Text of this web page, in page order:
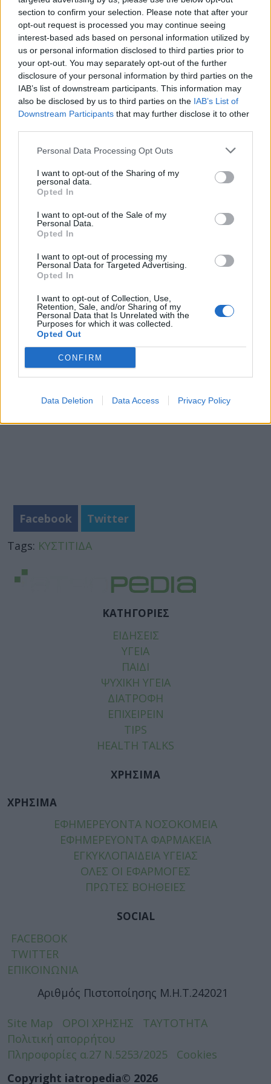
section to confirm your selection. Please note that after your
opt-out request is processed you may continue seeing
interest-based ads based on personal information utilized by
us or personal information disclosed to third parties prior to
your opt-out. You may separately opt-out of the further
disclosure of your personal information by third parties on the
IAB’s list of downstream participants. This information may
also be disclosed by us to third parties on the IAB’s List of
Downstream Participants that may further disclose it to other
Personal Data Processing Opt Outs
I want to opt-out of the Sharing of my
personal data.
Opted In
I want to opt-out of the Sale of my
Personal Data.
Opted In
I want to opt-out of processing my
Personal Data for Targeted Advertising.
Opted In
I want to opt-out of Collection, Use,
Retention, Sale, and/or Sharing of my
Personal Data that Is Unrelated with the
Purposes for which it was collected.
Opted Out
CONFIRM
Data Deletion Data Access Privacy Policy
ποικίλουν μεταξύ ενηλίκων και παιδιών.
Η κυστίτιδα σε ενήλικες μπορεί να προκαλέσει:
Πόνο, κάψιμο ή τσούξιμο κατά την ούρηση
Ανάγκη συχνής και αιφνίδιας ούρησης, με
μόνο μικρές ποσότητες ούρων να
παράγονται
Ούρα που είναι σκούρα, θολά ή δύσοσμα
Ίχνη αίματος στα ούρα σας (αιματουρία)
Πόνο χαμηλά στην κοιλιά σας (ακριβώς
της πλάτης ή της κοιλιάς
Αδιαθεσία, αδυναμία ή πυρετό
Τα συμπτώματα της κυστίτιδας σε παιδιά μπορεί να
περιλαμβάνουν:
Ευερεθιστότητα
Μειωμένη όρεξη
Έμετο
Πόνο κατά την ούρηση
Πηγή:https://www.nhs.uk
Facebook
Twitter
Tags: ΚΥΣΤΙΤΙΔΑ
ΚΑΤΗΓΟΡΙΕΣ
ΕΙΔΗΣΕΙΣ
ΥΓΕΙΑ
ΠΑΙΔΙ
ΨΥΧΙΚΗ ΥΓΕΙΑ
ΔΙΑΤΡΟΦΗ
ΕΠΙΧΕΙΡΕΙΝ
TIPS
HEALTH TALKS
ΧΡΗΣΙΜΑ
ΧΡΗΣΙΜΑ
ΕΦΗΜΕΡΕΥΟΝΤΑ ΝΟΣΟΚΟΜΕΙΑ
ΕΦΗΜΕΡΕΥΟΝΤΑ ΦΑΡΜΑΚΕΙΑ
ΕΓΚΥΚΛΟΠΑΙΔΕΙΑ ΥΓΕΙΑΣ
ΟΛΕΣ ΟΙ ΕΦΑΡΜΟΓΕΣ
ΠΡΩΤΕΣ ΒΟΗΘΕΙΕΣ
SOCIAL
FACEBOOK
TWITTER
ΕΠΙΚΟΙΝΩΝΙΑ
Αριθμός Πιστοποίησης Μ.Η.Τ.242021
Site Map ΟΡΟΙ ΧΡΗΣΗΣ
ΤΑΥΤΟΤΗΤΑ
Πολιτική απορρήτου
Πληροφορίες α.27 Ν.5253/2025
Cookies
Copyright iatropedia© 2026